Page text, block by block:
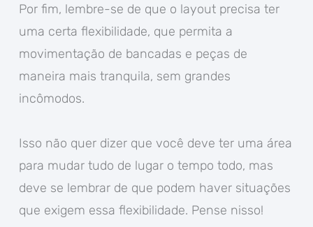
Por fim, lembre-se de que o layout precisa ter
uma certa flexibilidade, que permita a
movimentação de bancadas e peças de
maneira mais tranquila, sem grandes
incômodos.
Isso não quer dizer que você deve ter uma área
para mudar tudo de lugar o tempo todo, mas
deve se lembrar de que podem haver situações
que exigem essa flexibilidade. Pense nisso!